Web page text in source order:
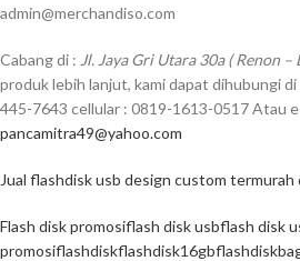
admin@merchandiso.com
Cabang di : Jl. Jaya Gri Utara 30a ( Renon –
produk lebih lanjut, kami dapat dihubungi
445-7643 cellular : 0819-1613-0517 Atau
pancamitra49@yahoo.com
Jual flashdisk usb design custom termurah
Flash disk promosiflash disk usbflash disk
promosiflashdiskflashdisk16gb